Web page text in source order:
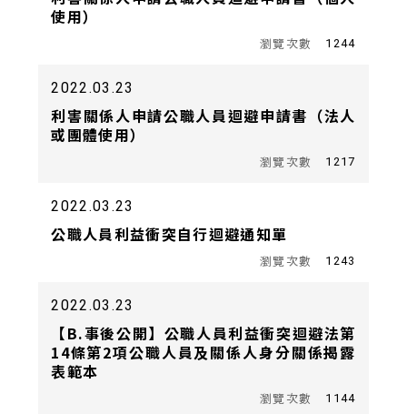
使用）
1244
2022.03.23
利害關係人申請公職人員迴避申請書（法人
或團體使用）
1217
2022.03.23
公職人員利益衝突自行迴避通知單
1243
2022.03.23
【B.事後公開】公職人員利益衝突迴避法第
14條第2項公職人員及關係人身分關係揭露
表範本
1144